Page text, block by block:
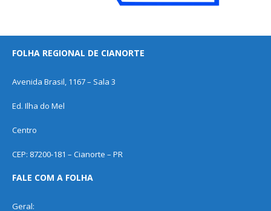
FOLHA REGIONAL DE CIANORTE
Avenida Brasil, 1167 – Sala 3
Ed. Ilha do Mel
Centro
CEP: 87200-181 – Cianorte – PR
FALE COM A FOLHA
Geral: